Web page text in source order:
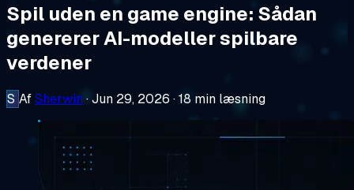
Spil uden en game engine: Sådan
genererer AI-modeller spilbare
verdener
S AfSherwin ·Jun 29, 2026 ·18 min læsning